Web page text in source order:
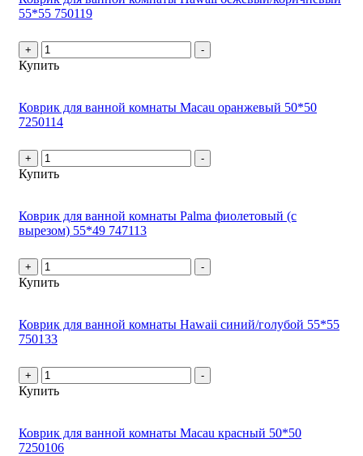
55*55 750119
+ -
Купить
Коврик для ванной комнаты Macau оранжевый 50*50
7250114
+ -
Купить
Коврик для ванной комнаты Palma фиолетовый (с
вырезом) 55*49 747113
+ -
Купить
Коврик для ванной комнаты Hawaii синий/голубой 55*55
750133
+ -
Купить
Коврик для ванной комнаты Macau красный 50*50
7250106